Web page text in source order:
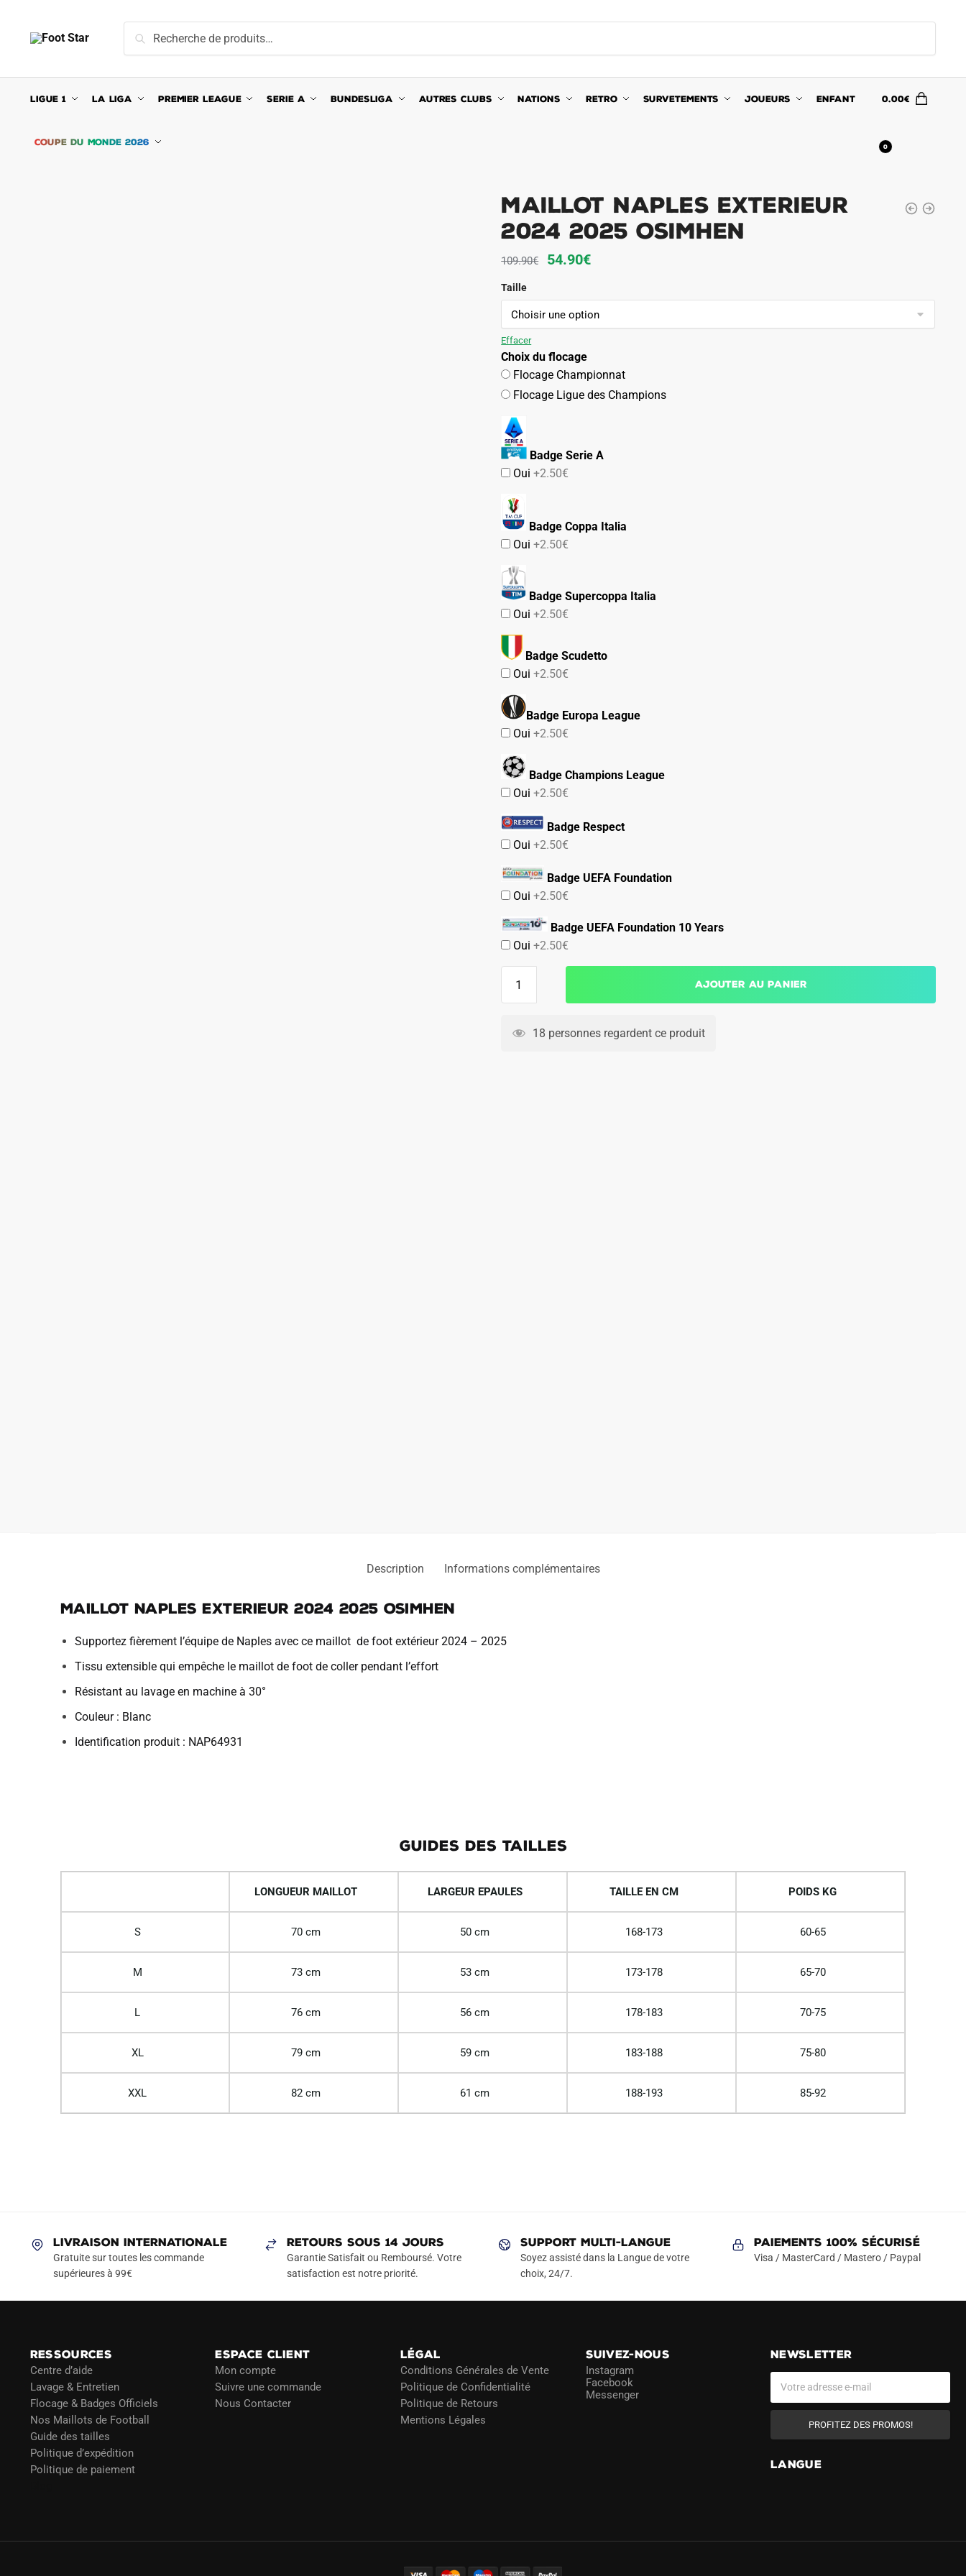
navigation
content
pour :
Recherche
LIGUE 1 LA LIGA PREMIER LEAGUE SERIE A BUNDESLIGA AUTRES CLUBS NATIONS RETRO SURVETEMENTS JOUEURS ENFANT
COUPE DU MONDE 2026
0.00€
0
Maillot Naples Exterieur
2024 2025 Osimhen
109.90€
Le
initial
était :
54.90€Le
actuel
est :
Taille
Effacer
Choix du flocage
Flocage Championnat
Flocage Ligue des Champions
Badge Serie A
Oui+2.50€
Badge Coppa Italia
Oui+2.50€
Badge Supercoppa Italia
Oui+2.50€
Badge Scudetto
Oui+2.50€
Badge Europa League
Oui+2.50€
Badge Champions League
Oui+2.50€
Badge Respect
Oui+2.50€
Badge UEFA Foundation
Oui+2.50€
Badge UEFA Foundation 10 Years
Oui+2.50€
Naples
Ajouter au panier
18 personnes regardent ce produit
Description Informations complémentaires
Maillot Naples Exterieur 2024 2025 Osimhen
Supportez fièrement l’équipe de Naples avec ce maillot de foot extérieur 2024 – 2025
Tissu extensible qui empêche le maillot de foot de coller pendant l’effort
Résistant au lavage en machine à 30°
Couleur : Blanc
Identification produit : NAP64931
GUIDES DES TAILLES
LONGUEUR MAILLOT LARGEUR EPAULES TAILLE EN CM POIDS KG
S 70 cm 50 cm 168-173 60-65
M 73 cm 53 cm 173-178 65-70
L 76 cm 56 cm 178-183 70-75
XL 79 cm 59 cm 183-188 75-80
XXL 82 cm 61 cm 188-193 85-92
LIVRAISON INTERNATIONALE
Gratuite sur toutes les commande
supérieures à 99€
RETOURS SOUS 14 JOURS
Garantie Satisfait ou Remboursé. Votre
satisfaction est notre priorité.
SUPPORT MULTI-LANGUE
Soyez assisté dans la Langue de votre
choix, 24/7.
Paiements 100% Sécurisé
Visa / MasterCard / Mastero / Paypal
RESSOURCES
Centre d’aide
Lavage & Entretien
Flocage & Badges Officiels
Nos Maillots de Football
Guide des tailles
Politique d’expédition
Politique de paiement
ESPACE CLIENT
Mon compte
Suivre une commande
Nous Contacter
LÉGAL
Conditions Générales de Vente
Politique de Confidentialité
Politique de Retours
Mentions Légales
SUIVEZ-NOUS
Instagram
Facebook
Messenger
NEWSLETTER
PROFITEZ DES PROMOS!
LANGUE